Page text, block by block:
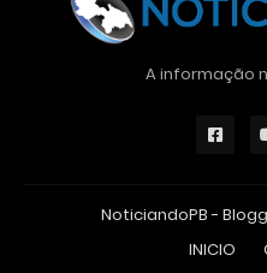
A informação
NoticiandoPB -
INICIO